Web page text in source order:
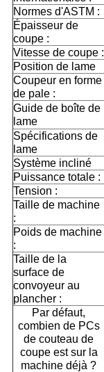
Normes d'ASTM :
Épaisseur de
coupe :
Vitesse de coupe :
Position de lame
Coupeur en forme
de pale :
Guide de boîte de
lame
Spécifications de
lame
Système incliné
Puissance totale :
Tension :
Taille de machine
:
Poids de machine
:
Taille de la
surface de
convoyeur au
plancher :
Par défaut,
combien de PCs
de couteau de
coupe est sur la
machine déjà ?